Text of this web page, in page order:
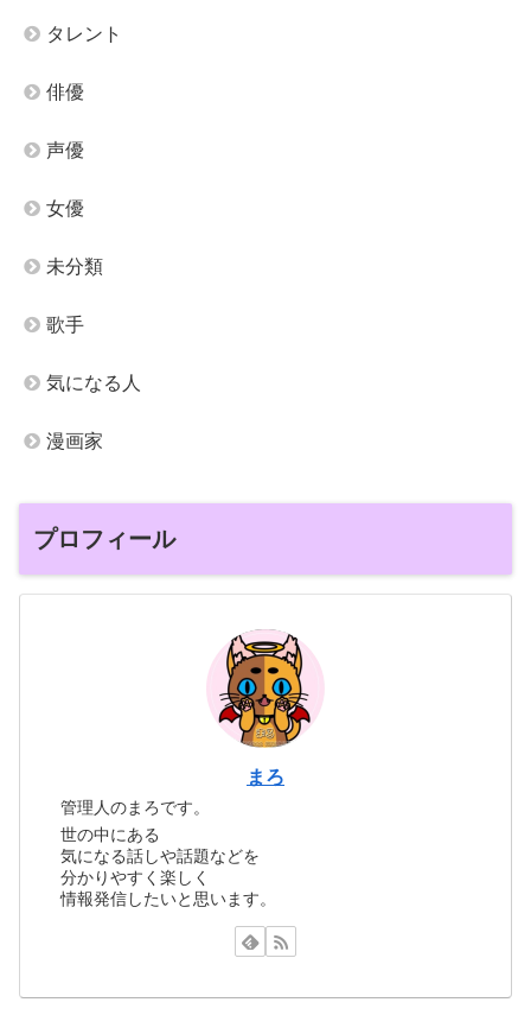
タレント
俳優
声優
女優
未分類
歌手
気になる人
漫画家
プロフィール
まろ
管理人のまろです。
世の中にある
気になる話しや話題などを
分かりやすく楽しく
情報発信したいと思います。